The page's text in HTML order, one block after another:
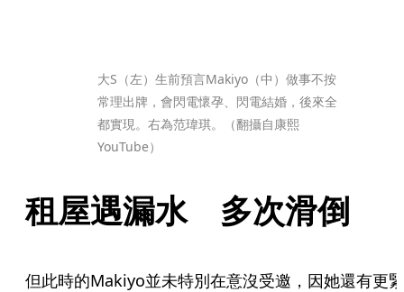
大S（左）生前預言Makiyo（中）做事不按
常理出牌，會閃電懷孕、閃電結婚，後來全
都實現。右為范瑋琪。（翻攝自康熙
YouTube）
租屋遇漏水　多次滑倒
但此時的Makiyo並未特別在意沒受邀，因她還有更緊